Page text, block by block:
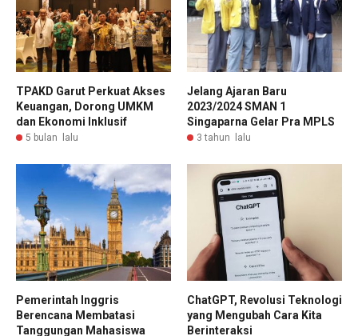
TPAKD Garut Perkuat Akses
Keuangan, Dorong UMKM
dan Ekonomi Inklusif
5 bulan lalu
Jelang Ajaran Baru
2023/2024 SMAN 1
Singaparna Gelar Pra MPLS
3 tahun lalu
Pemerintah Inggris
Berencana Membatasi
Tanggungan Mahasiswa
ChatGPT, Revolusi Teknologi
yang Mengubah Cara Kita
Berinteraksi